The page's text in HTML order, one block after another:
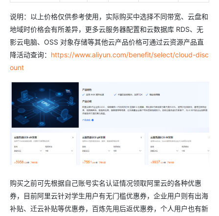
说明：以上价格仅供参考使用，实际购买中选择不同带宽、云盘和
地域时价格会有所差异，更多云服务器配置和云数据库 RDS、无
影云电脑、OSS 对象存储等其他云产品价格可通过云资源产品直
降活动查询： https://www.aliyun.com/benefit/select/cloud-disc
ount
购买之前可先根据自己账号实名认证情况领取阿里云的各种优惠
券，目前阿里云针对学生用户有无门槛优惠券，企业用户则有出海
补贴、迁云补贴等优惠券，百炼先用后返优惠券，个人用户也有新